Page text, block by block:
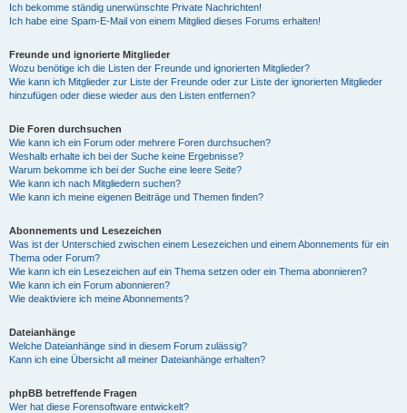
Ich bekomme ständig unerwünschte Private Nachrichten!
Ich habe eine Spam-E-Mail von einem Mitglied dieses Forums erhalten!
Freunde und ignorierte Mitglieder
Wozu benötige ich die Listen der Freunde und ignorierten Mitglieder?
Wie kann ich Mitglieder zur Liste der Freunde oder zur Liste der ignorierten Mitglieder
hinzufügen oder diese wieder aus den Listen entfernen?
Die Foren durchsuchen
Wie kann ich ein Forum oder mehrere Foren durchsuchen?
Weshalb erhalte ich bei der Suche keine Ergebnisse?
Warum bekomme ich bei der Suche eine leere Seite?
Wie kann ich nach Mitgliedern suchen?
Wie kann ich meine eigenen Beiträge und Themen finden?
Abonnements und Lesezeichen
Was ist der Unterschied zwischen einem Lesezeichen und einem Abonnements für ein
Thema oder Forum?
Wie kann ich ein Lesezeichen auf ein Thema setzen oder ein Thema abonnieren?
Wie kann ich ein Forum abonnieren?
Wie deaktiviere ich meine Abonnements?
Dateianhänge
Welche Dateianhänge sind in diesem Forum zulässig?
Kann ich eine Übersicht all meiner Dateianhänge erhalten?
phpBB betreffende Fragen
Wer hat diese Forensoftware entwickelt?